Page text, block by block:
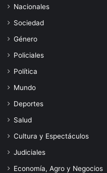
Nacionales
Sociedad
Género
Policiales
Política
Mundo
Deportes
Salud
Cultura y Espectáculos
Judiciales
Economía, Agro y Negocios